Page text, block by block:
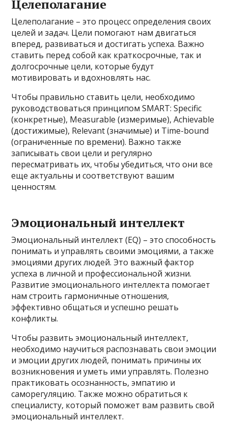
Целеполагание
Целеполагание – это процесс определения своих
целей и задач. Цели помогают нам двигаться
вперед, развиваться и достигать успеха. Важно
ставить перед собой как краткосрочные, так и
долгосрочные цели, которые будут
мотивировать и вдохновлять нас.
Чтобы правильно ставить цели, необходимо
руководствоваться принципом SMART: Specific
(конкретные), Measurable (измеримые), Achievable
(достижимые), Relevant (значимые) и Time-bound
(ограниченные по времени). Важно также
записывать свои цели и регулярно
пересматривать их, чтобы убедиться, что они все
еще актуальны и соответствуют вашим
ценностям.
Эмоциональный интеллект
Эмоциональный интеллект (EQ) – это способность
понимать и управлять своими эмоциями, а также
эмоциями других людей. Это важный фактор
успеха в личной и профессиональной жизни.
Развитие эмоционального интеллекта помогает
нам строить гармоничные отношения,
эффективно общаться и успешно решать
конфликты.
Чтобы развить эмоциональный интеллект,
необходимо научиться распознавать свои эмоции
и эмоции других людей, понимать причины их
возникновения и уметь ими управлять. Полезно
практиковать осознанность, эмпатию и
саморегуляцию. Также можно обратиться к
специалисту, который поможет вам развить свой
эмоциональный интеллект.